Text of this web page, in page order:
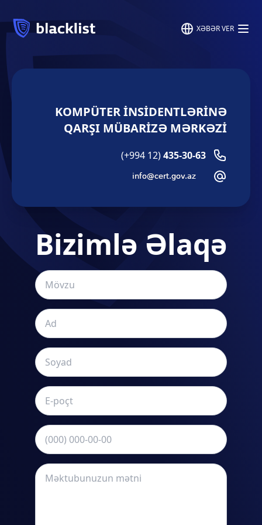
XƏBƏR VER
KOMPÜTER İNSIDENTLƏRINƏ
QARŞI MÜBARIZƏ MƏRKƏZI
(+994 12)435-30-63
Bizimlə Əlaqə